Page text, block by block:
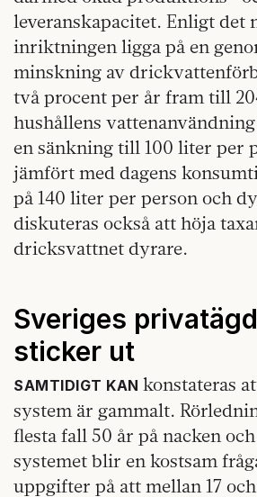
leveranskapacitet. Enligt det
inriktningen ligga på en
minskning av
två procent per år fram till
hushållens
en sänkning till 100 liter per
jämfört med dagens
på 140 liter per person och
diskuteras också att höja
dricksvattnet dyrare.
Sveriges
sticker ut
SAMTIDIGT KAN konstateras
system är gammalt.
flesta fall 50 år på nacken
systemet blir en kostsam
uppgifter på att mellan 17